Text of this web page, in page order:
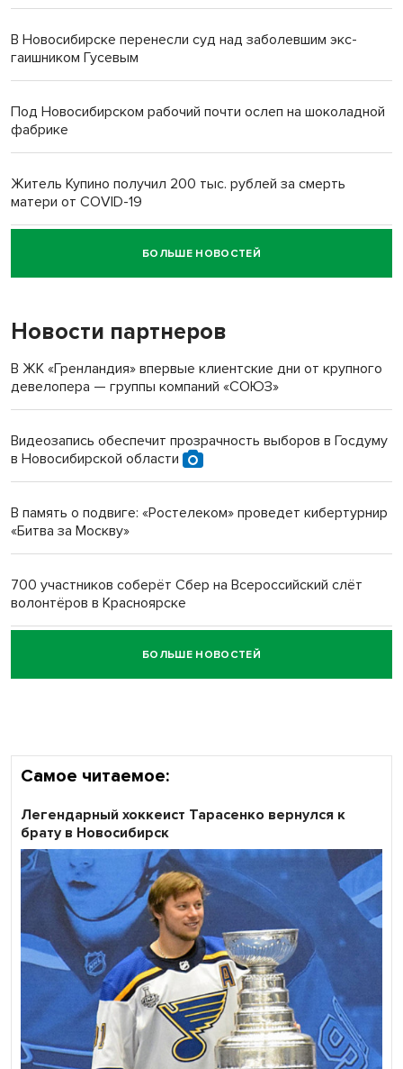
В Новосибирске перенесли суд над заболевшим экс-
гаишником Гусевым
Под Новосибирском рабочий почти ослеп на шоколадной
фабрике
Житель Купино получил 200 тыс. рублей за смерть
матери от COVID-19
Новосибирский суд наказал водителя за смерть
пенсионерки на вокзале
«Мы живём на пастбище!»: в новосибирском селе лошади
терроризируют жителей
Новосибирский преподаватель с женой вошли в топ-16
БОЛЬШЕ НОВОСТЕЙ
Новости партнеров
В ЖК «Гренландия» впервые клиентские дни от крупного
девелопера — группы компаний «СОЮЗ»
Видеозапись обеспечит прозрачность выборов в Госдуму
в Новосибирской области
В память о подвиге: «Ростелеком» проведет кибертурнир
«Битва за Москву»
700 участников соберёт Сбер на Всероссийский слёт
волонтёров в Красноярске
Честный выбор: видеонаблюдение обеспечит
объективность результатов ЕДГ в Новосибирской
БОЛЬШЕ НОВОСТЕЙ
Самое читаемое:
Легендарный хоккеист Тарасенко вернулся к
брату в Новосибирск